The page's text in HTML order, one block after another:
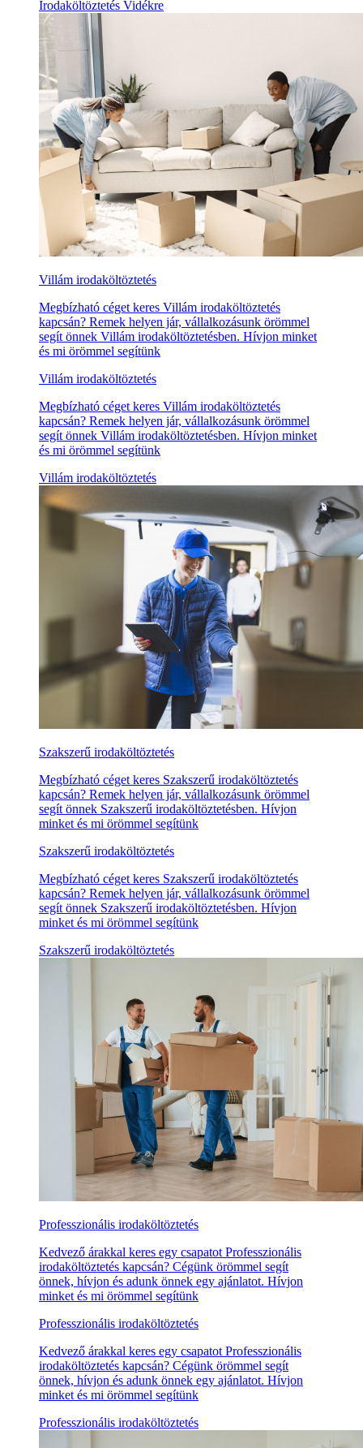
Irodaköltöztetés Vidékre
Villám irodaköltöztetés
Megbízható céget keres Villám irodaköltöztetés
kapcsán? Remek helyen jár, vállalkozásunk örömmel
segít önnek Villám irodaköltöztetésben. Hívjon minket
és mi örömmel segítünk
Villám irodaköltöztetés
Megbízható céget keres Villám irodaköltöztetés
kapcsán? Remek helyen jár, vállalkozásunk örömmel
segít önnek Villám irodaköltöztetésben. Hívjon minket
és mi örömmel segítünk
Villám irodaköltöztetés
Szakszerű irodaköltöztetés
Megbízható céget keres Szakszerű irodaköltöztetés
kapcsán? Remek helyen jár, vállalkozásunk örömmel
segít önnek Szakszerű irodaköltöztetésben. Hívjon
minket és mi örömmel segítünk
Szakszerű irodaköltöztetés
Megbízható céget keres Szakszerű irodaköltöztetés
kapcsán? Remek helyen jár, vállalkozásunk örömmel
segít önnek Szakszerű irodaköltöztetésben. Hívjon
minket és mi örömmel segítünk
Szakszerű irodaköltöztetés
Professzionális irodaköltöztetés
Kedvező árakkal keres egy csapatot Professzionális
irodaköltöztetés kapcsán? Cégünk örömmel segít
önnek, hívjon és adunk önnek egy ajánlatot. Hívjon
minket és mi örömmel segítünk
Professzionális irodaköltöztetés
Kedvező árakkal keres egy csapatot Professzionális
irodaköltöztetés kapcsán? Cégünk örömmel segít
önnek, hívjon és adunk önnek egy ajánlatot. Hívjon
minket és mi örömmel segítünk
Professzionális irodaköltöztetés